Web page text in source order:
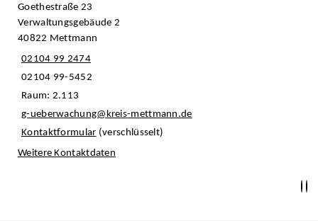
Goethestraße 23
Verwaltungsgebäude 2
40822 Mettmann
02104 99 2474
02104 99-5452
Raum: 2.113
g-ueberwachung@kreis-mettmann.de
Kontaktformular (verschlüsselt)
Weitere Kontaktdaten